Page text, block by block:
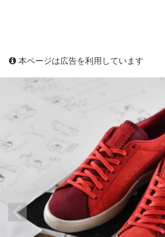
本ページは広告を利用しています